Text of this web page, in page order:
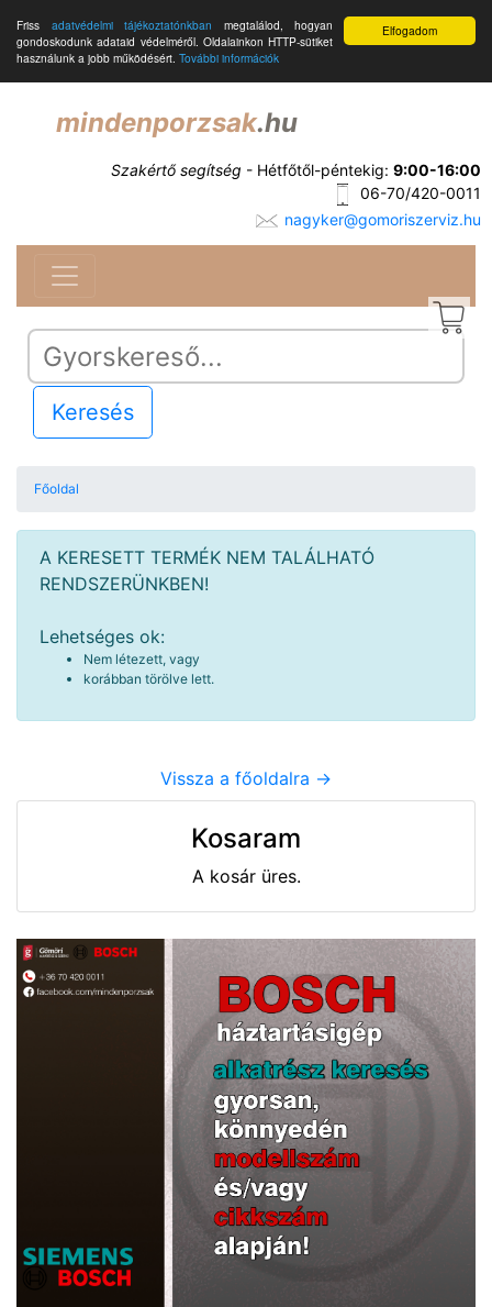
Elfogadom
Friss adatvédelmi tájékoztatónkban megtalálod, hogyan
gondoskodunk adataid védelméről. Oldalainkon HTTP-sütiket
használunk a jobb működésért. További információk
mindenporzsak.hu
Szakértő segítség - Hétfőtől-péntekig: 9:00-16:00
06-70/420-0011
nagyker@gomoriszerviz.hu
Keresés
Főoldal
A KERESETT TERMÉK NEM TALÁLHATÓ
RENDSZERÜNKBEN!
Lehetséges ok:
Nem létezett, vagy
korábban törölve lett.
Vissza a főoldalra ->
Kosaram
A kosár üres.